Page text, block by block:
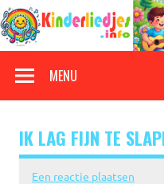
Doorgaan
naar
inhoud
MENU
IK LAG FIJN TE
Een reactie plaatsen